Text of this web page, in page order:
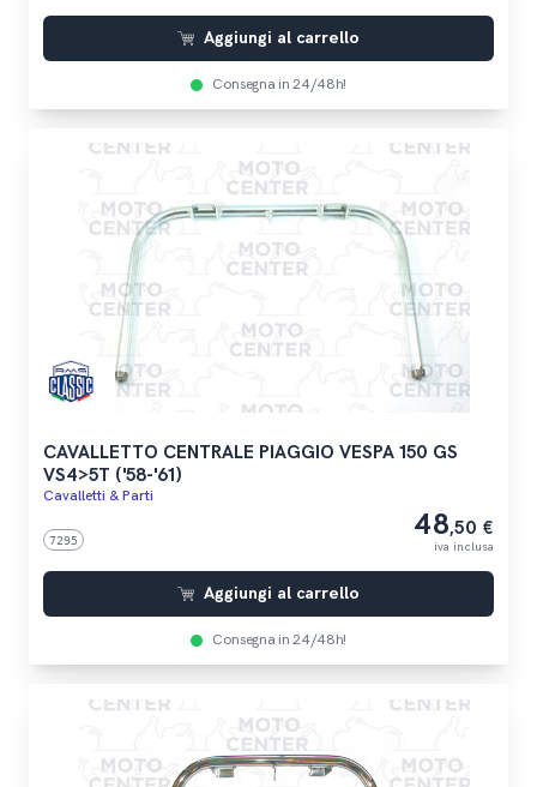
Aggiungi al carrello
Consegna in 24/48h!
CAVALLETTO CENTRALE PIAGGIO VESPA 150 GS
VS4>5T ('58-'61)
Cavalletti & Parti
7295 48,50 €
iva inclusa
Aggiungi al carrello
Consegna in 24/48h!